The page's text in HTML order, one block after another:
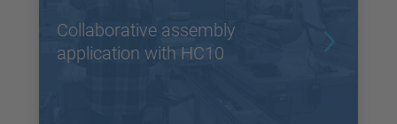
Collaborative assembly
application with HC10